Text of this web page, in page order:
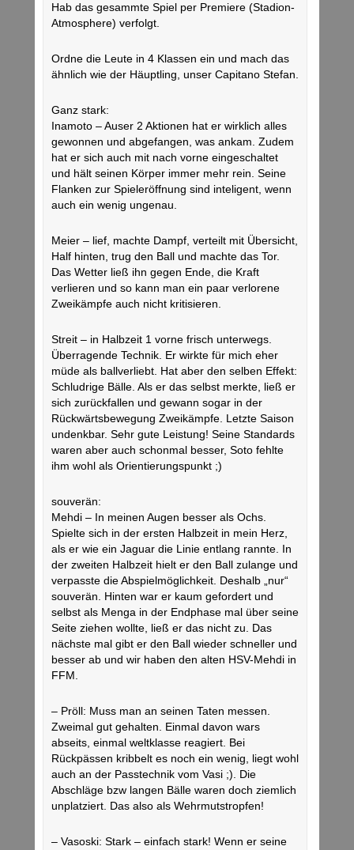
Hab das gesammte Spiel per Premiere (Stadion-
Atmosphere) verfolgt.
Ordne die Leute in 4 Klassen ein und mach das
ähnlich wie der Häuptling, unser Capitano Stefan.
Ganz stark:
Inamoto – Auser 2 Aktionen hat er wirklich alles
gewonnen und abgefangen, was ankam. Zudem
hat er sich auch mit nach vorne eingeschaltet
und hält seinen Körper immer mehr rein. Seine
Flanken zur Spieleröffnung sind inteligent, wenn
auch ein wenig ungenau.
Meier – lief, machte Dampf, verteilt mit Übersicht,
Half hinten, trug den Ball und machte das Tor.
Das Wetter ließ ihn gegen Ende, die Kraft
verlieren und so kann man ein paar verlorene
Zweikämpfe auch nicht kritisieren.
Streit – in Halbzeit 1 vorne frisch unterwegs.
Überragende Technik. Er wirkte für mich eher
müde als ballverliebt. Hat aber den selben Effekt:
Schludrige Bälle. Als er das selbst merkte, ließ er
sich zurückfallen und gewann sogar in der
Rückwärtsbewegung Zweikämpfe. Letzte Saison
undenkbar. Sehr gute Leistung! Seine Standards
waren aber auch schonmal besser, Soto fehlte
ihm wohl als Orientierungspunkt ;)
souverän:
Mehdi – In meinen Augen besser als Ochs.
Spielte sich in der ersten Halbzeit in mein Herz,
als er wie ein Jaguar die Linie entlang rannte. In
der zweiten Halbzeit hielt er den Ball zulange und
verpasste die Abspielmöglichkeit. Deshalb „nur“
souverän. Hinten war er kaum gefordert und
selbst als Menga in der Endphase mal über seine
Seite ziehen wollte, ließ er das nicht zu. Das
nächste mal gibt er den Ball wieder schneller und
besser ab und wir haben den alten HSV-Mehdi in
FFM.
– Pröll: Muss man an seinen Taten messen.
Zweimal gut gehalten. Einmal davon wars
abseits, einmal weltklasse reagiert. Bei
Rückpässen kribbelt es noch ein wenig, liegt wohl
auch an der Passtechnik vom Vasi ;). Die
Abschläge bzw langen Bälle waren doch ziemlich
unplatziert. Das also als Wehrmutstropfen!
– Vasoski: Stark – einfach stark! Wenn er seine